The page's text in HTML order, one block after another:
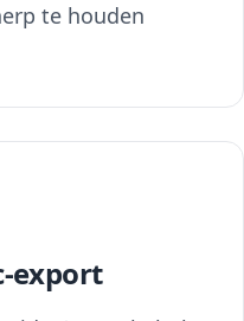
te houden
export